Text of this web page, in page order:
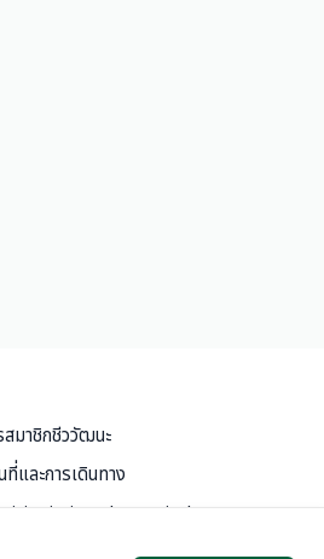
มาชิกชีววัฒนะ
และการเดินทาง
Virtual Hospital